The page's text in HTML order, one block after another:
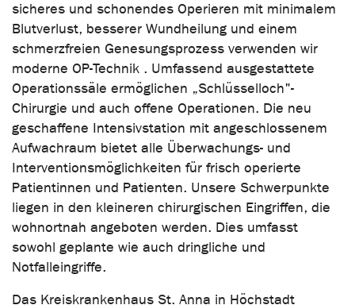
sicheres und schonendes Operieren mit minimalem
Blutverlust, besserer Wundheilung und einem
schmerzfreien Genesungsprozess verwenden wir
moderne OP-Technik . Umfassend ausgestattete
Operationssäle ermöglichen „Schlüsselloch"-
Chirurgie und auch offene Operationen. Die neu
geschaffene Intensivstation mit angeschlossenem
Aufwachraum bietet alle Überwachungs- und
Interventionsmöglichkeiten für frisch operierte
Patientinnen und Patienten. Unsere Schwerpunkte
liegen in den kleineren chirurgischen Eingriffen, die
wohnortnah angeboten werden. Dies umfasst
sowohl geplante wie auch dringliche und
Notfalleingriffe.
Das Kreiskrankenhaus St. Anna in Höchstadt